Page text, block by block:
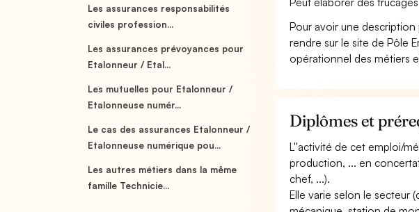
Les assurances responsabilités
civiles profession...
Les assurances prévoyances pour
Etalonneur / Etal...
Les mutuelles pour Etalonneur /
Etalonneuse numér...
Le cas des assurances Etalonneur /
Etalonneuse numérique pou...
Les autres métiers dans la même
famille Technicie...
Pour avoir une
rendre sur le site de Pôle
opérationnel des métiers
Diplômes et
L''activité de cet emploi/
production, ... en
chef, ...).
Elle varie selon le secteur